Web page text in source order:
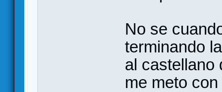
No se
terminando
al castellano
me meto